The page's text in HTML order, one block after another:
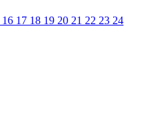
16 17 18 19 20 21 22 23 24